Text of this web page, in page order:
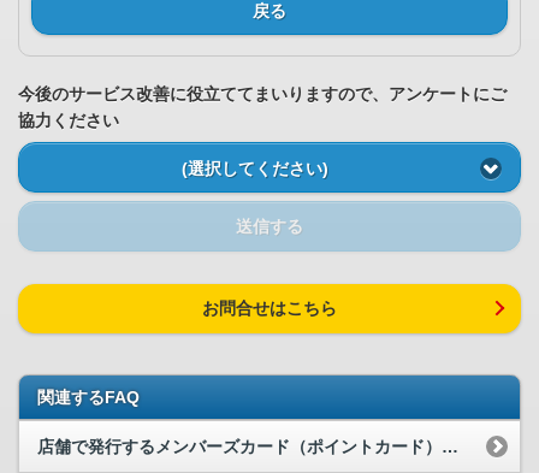
戻る
今後のサービス改善に役立ててまいりますので、アンケートにご
協力ください
(選択してください)
送信する
お問合せはこちら
関連するFAQ
店舗で発行するメンバーズカード（ポイントカード）について教えてください。